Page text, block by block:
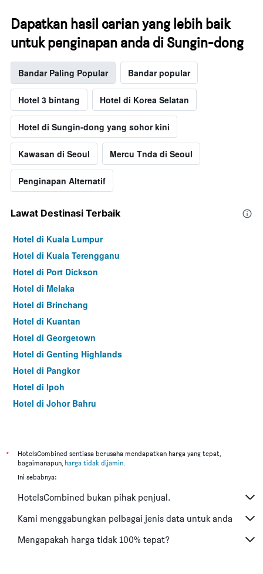
Dapatkan hasil carian yang lebih baik
untuk penginapan anda di Sungin-dong
Bandar Paling Popular Bandar popular
Hotel 3 bintang Hotel di Korea Selatan
Hotel di Sungin-dong yang sohor kini
Kawasan di Seoul Mercu Tnda di Seoul
Penginapan Alternatif
Lawat Destinasi Terbaik
Hotel di Kuala Lumpur
Hotel di Kuala Terengganu
Hotel di Port Dickson
Hotel di Melaka
Hotel di Brinchang
Hotel di Kuantan
Hotel di Georgetown
Hotel di Genting Highlands
Hotel di Pangkor
Hotel di Ipoh
Hotel di Johor Bahru
Hotel di Kuching
Hotel di Tokyo
Hotel di Bangkok
Hotel di Putrajaya
Hotel di Shah Alam
*
HotelsCombined sentiasa berusaha mendapatkan harga yang tepat,
bagaimanapun, harga tidak dijamin.
Ini sebabnya:
HotelsCombined bukan pihak penjual.
Kami menggabungkan pelbagai jenis data untuk anda
Mengapakah harga tidak 100% tepat?